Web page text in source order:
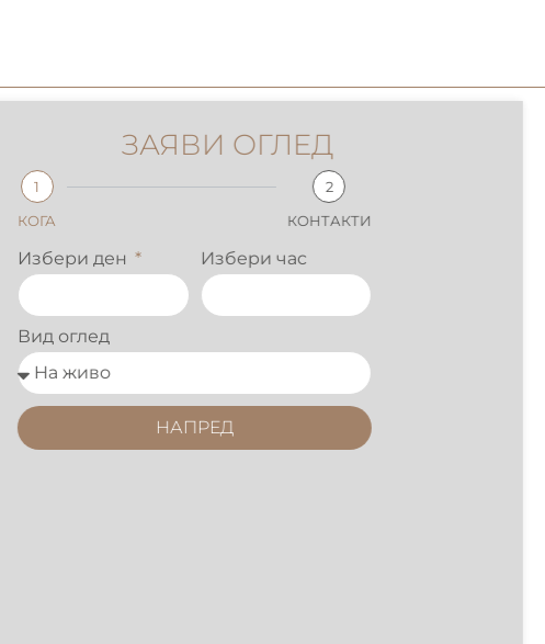
ЗАЯВИ ОГЛЕД
КОГА
2
КОНТАКТИ
Избери ден Избери час
Вид оглед
НАПРЕД